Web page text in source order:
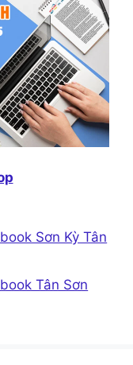
Sơn Kỳ Tân
Tân Sơn